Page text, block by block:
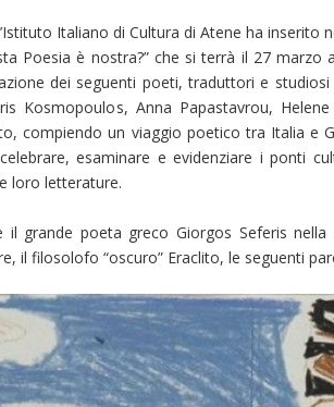
Italiano di Cultura di Atene ha
Poesia è nostra?” che si terrà il 27 marzo
dei seguenti poeti, traduttori e
Kosmopoulos, Anna Papastavrou,
compiendo un viaggio poetico tra Italia
esaminare e evidenziare i ponti
loro letterature.
il grande poeta greco Giorgos Seferis
il filosolofo “oscuro” Eraclito, le seguenti